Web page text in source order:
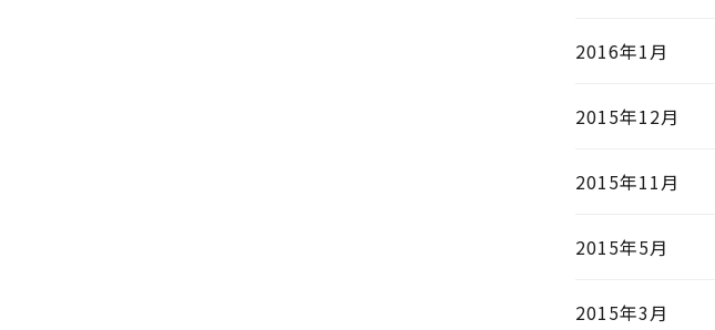
2016年1月
2015年12月
2015年11月
2015年5月
2015年3月